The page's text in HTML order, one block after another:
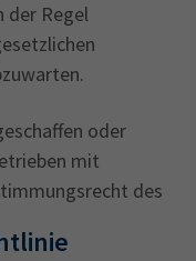
der Regel
oder
mit
des